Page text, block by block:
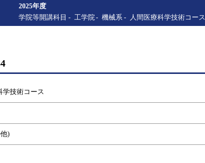
2025年度
学院等開講科目
工学院 機械系 人間医療科学技術コース
学技術コース
)